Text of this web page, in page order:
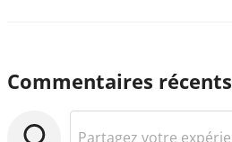
Commentaires récents